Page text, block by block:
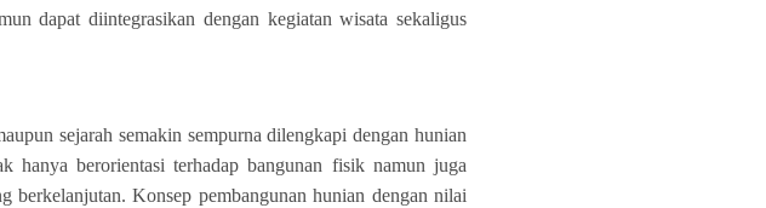
dapat diintegrasikan dengan kegiatan wisata sekaligus
sejarah semakin sempurna dilengkapi dengan hunian
berorientasi terhadap bangunan fisik namun juga
berkelanjutan. Konsep pembangunan hunian dengan nilai